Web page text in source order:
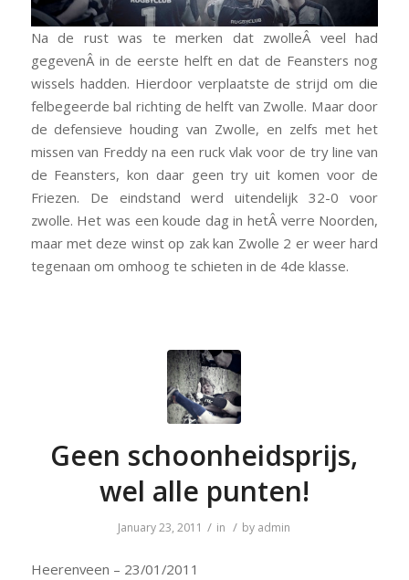
Na de rust was te merken dat zwolleÂ veel had
gegevenÂ in de eerste helft en dat de Feansters nog
wissels hadden. Hierdoor verplaatste de strijd om die
felbegeerde bal richting de helft van Zwolle. Maar door
de defensieve houding van Zwolle, en zelfs met het
missen van Freddy na een ruck vlak voor de try line van
de Feansters, kon daar geen try uit komen voor de
Friezen. De eindstand werd uitendelijk 32-0 voor
zwolle. Het was een koude dag in hetÂ verre Noorden,
maar met deze winst op zak kan Zwolle 2 er weer hard
tegenaan om omhoog te schieten in de 4de klasse.
Geen schoonheidsprijs,
wel alle punten!
January 23, 2011 / in / by admin
Heerenveen – 23/01/2011